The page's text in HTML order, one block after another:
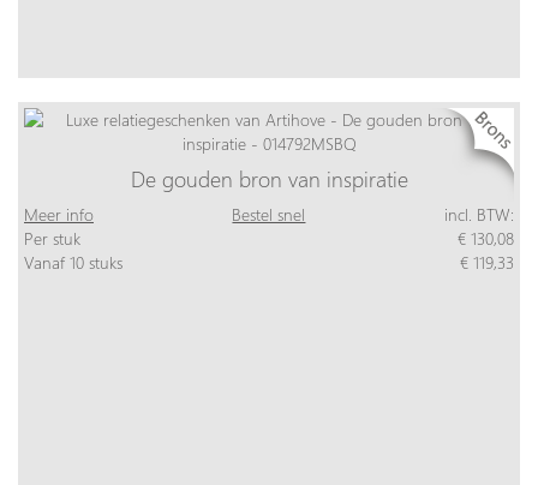
De gouden bron van inspiratie
Meer info Bestel snel
incl. BTW:
Per stuk
€ 130,08
Vanaf 10 stuks
€ 119,33